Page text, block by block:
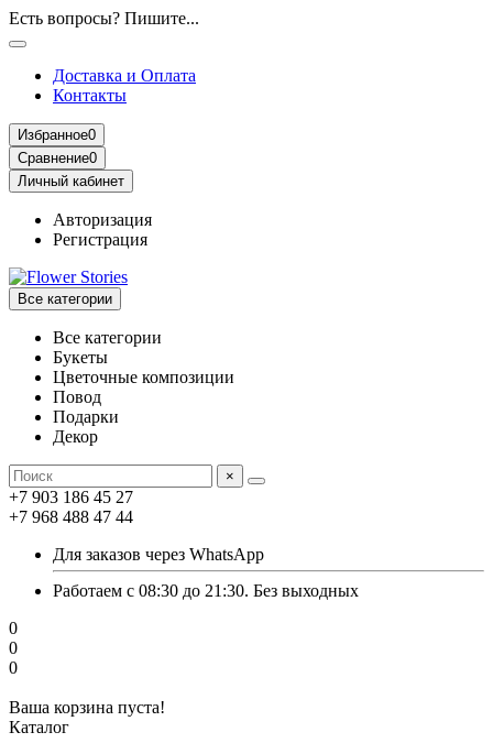
Есть вопросы? Пишите...
Доставка и Оплата
Контакты
Избранное0
Сравнение0
Личный кабинет
Авторизация
Регистрация
Все категории
Все категории
Букеты
Цветочные композиции
Повод
Подарки
Декор
×
+7 903 186 45 27
+7 968 488 47 44
Для заказов через WhatsApp
Работаем с 08:30 до 21:30. Без выходных
0
0
0
Ваша корзина пуста!
Каталог